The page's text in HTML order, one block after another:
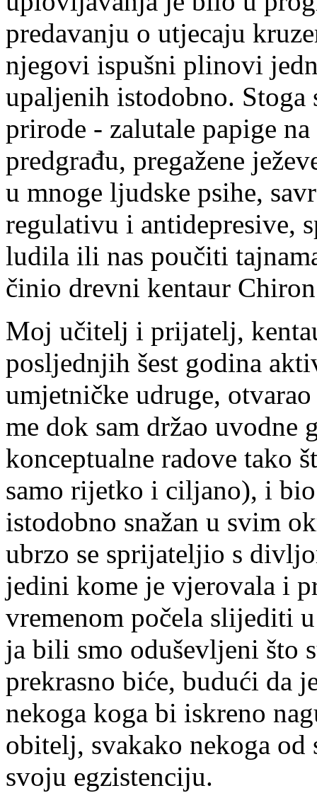
predavanju o utjecaju
njegovi ispušni plinovi
upaljenih istodobno. Stoga
prirode - zalutale papige
predgrađu, pregažene
u mnoge ljudske psihe,
regulativu i antidepresive,
ludila ili nas poučiti
činio drevni kentaur
Moj učitelj i prijatelj,
posljednjih šest godina
umjetničke udruge,
me dok sam držao
konceptualne radove tako
samo rijetko i ciljano), i
istodobno snažan u svim
ubrzo se sprijateljio s
jedini kome je vjerovala i
vremenom počela slijediti
ja bili smo oduševljeni što
prekrasno biće, budući da
nekoga koga bi iskreno
obitelj, svakako nekoga
svoju egzistenciju.